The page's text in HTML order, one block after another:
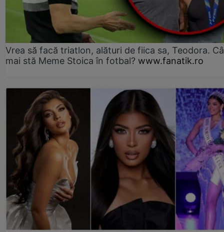
Vrea să facă triatlon, alături de fiica sa, Teodora.
mai stă Meme Stoica în fotbal? www.fanatik.ro